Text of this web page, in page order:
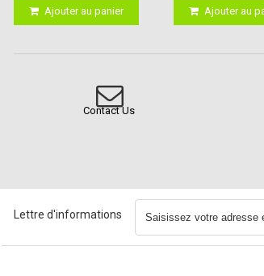
Ajouter au panier Ajouter au
Contact Us
Lettre d'informations